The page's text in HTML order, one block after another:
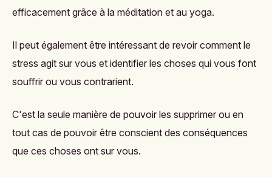
efficacement grâce à la méditation et au yoga.
Il peut également être intéressant de revoir comment le
stress agit sur vous et identifier les choses qui vous font
souffrir ou vous contrarient.
C'est la seule manière de pouvoir les supprimer ou en
tout cas de pouvoir être conscient des conséquences
que ces choses ont sur vous.